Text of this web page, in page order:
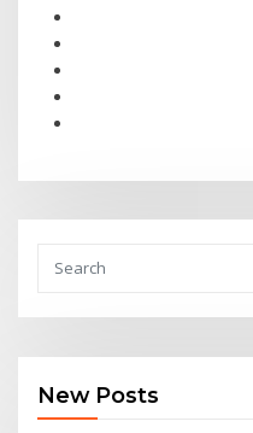
New Posts